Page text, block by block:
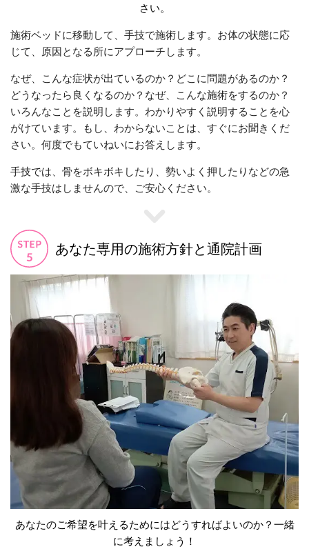
さい。
施術ベッドに移動して、手技で施術します。お体の状態に応
じて、原因となる所にアプローチします。
なぜ、こんな症状が出ているのか？どこに問題があるのか？
どうなったら良くなるのか？なぜ、こんな施術をするのか？
いろんなことを説明します。わかりやすく説明することを心
がけています。もし、わからないことは、すぐにお聞きくだ
さい。何度でもていねいにお答えします。
手技では、骨をボキボキしたり、勢いよく押したりなどの急
激な手技はしませんので、ご安心ください。
あなた専用の施術方針と通院計画
あなたのご希望を叶えるためにはどうすればよいのか？一緒
に考えましょう！